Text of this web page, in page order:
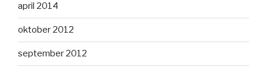
april 2014
oktober 2012
september 2012